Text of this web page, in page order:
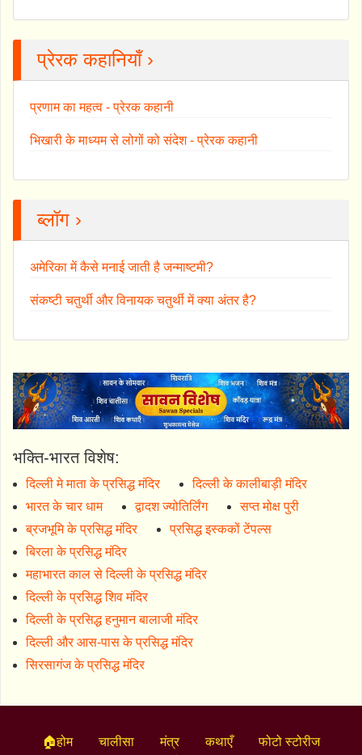
प्रेरक कहानियाँ ›
प्रणाम का महत्व - प्रेरक कहानी
भिखारी के माध्यम से लोगों को संदेश - प्रेरक कहानी
ब्लॉग ›
अमेरिका में कैसे मनाई जाती है जन्माष्टमी?
संकष्टी चतुर्थी और विनायक चतुर्थी में क्या अंतर है?
भक्ति-भारत विशेष:
दिल्ली मे माता के प्रसिद्ध मंदिर
दिल्ली के कालीबाड़ी मंदिर
भारत के चार धाम
द्वादश ज्योतिर्लिंग
सप्त मोक्ष पुरी
ब्रजभूमि के प्रसिद्ध मंदिर
प्रसिद्ध इस्ककों टेंपल्स
बिरला के प्रसिद्ध मंदिर
महाभारत काल से दिल्ली के प्रसिद्ध मंदिर
दिल्ली के प्रसिद्ध शिव मंदिर
दिल्ली के प्रसिद्ध हनुमान बालाजी मंदिर
दिल्ली और आस-पास के प्रसिद्ध मंदिर
सिरसागंज के प्रसिद्ध मंदिर
🏠होम चालीसा मंत्र कथाएँ
फोटो स्टोरीज